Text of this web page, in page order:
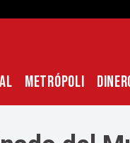
METRÓPOLI